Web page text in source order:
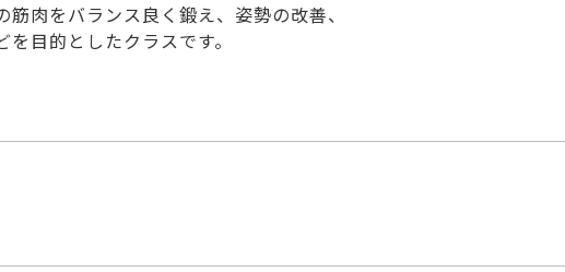
肉をバランス良く鍛え、姿勢の改善、
目的としたクラスです。